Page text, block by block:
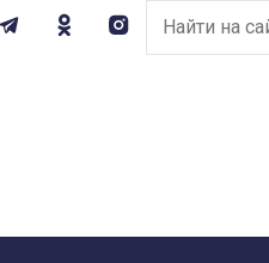
Найти
на